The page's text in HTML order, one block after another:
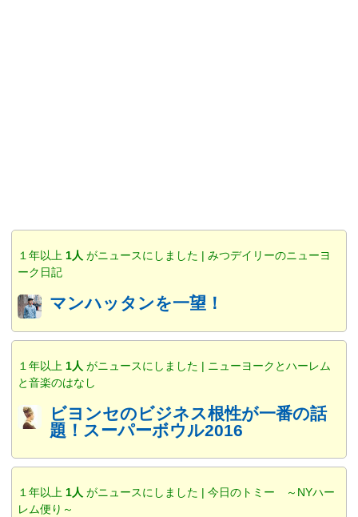
１年以上 1人 がニュースにしました | みつデイリーのニューヨ
ーク日記
マンハッタンを一望！
１年以上 1人 がニュースにしました | ニューヨークとハーレム
と音楽のはなし
ビヨンセのビジネス根性が一番の話
題！スーパーボウル2016
１年以上 1人 がニュースにしました | 今日のトミー ～NYハー
レム便り～